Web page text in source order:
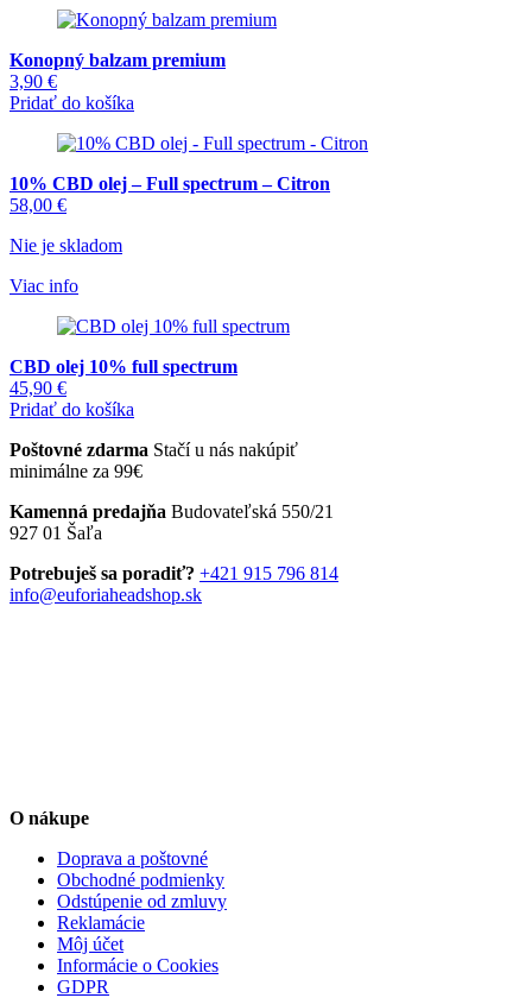
Konopný balzam premium
3,90 €
Pridať do košíka
10% CBD olej – Full spectrum – Citron
58,00 €
Nie je skladom
Viac info
CBD olej 10% full spectrum
45,90 €
Pridať do košíka
Poštovné zdarma Stačí u nás nakúpiť
minimálne za 99€
Kamenná predajňa Budovateľská 550/21
927 01 Šaľa
Potrebuješ sa poradiť? +421 915 796 814
info@euforiaheadshop.sk
O nákupe
Doprava a poštovné
Obchodné podmienky
Odstúpenie od zmluvy
Reklamácie
Môj účet
Informácie o Cookies
GDPR